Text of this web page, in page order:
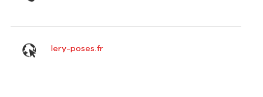
lery-poses.fr